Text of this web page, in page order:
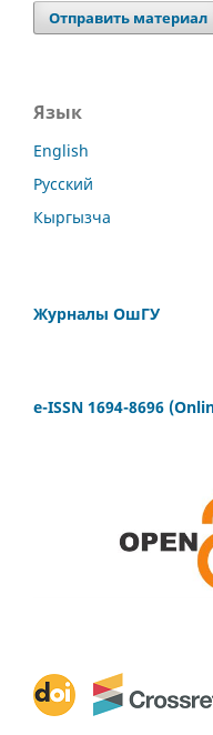
Отправить материал
Язык
English
Русский
Кыргызча
Журналы ОшГУ
e-ISSN 1694-8696